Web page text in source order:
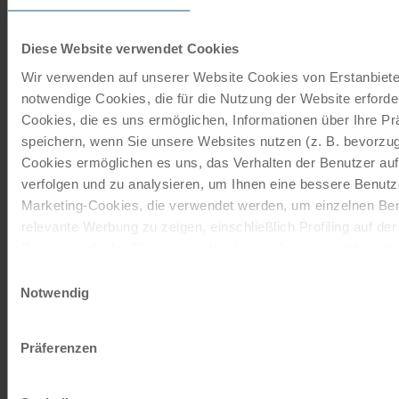
Diese Website verwendet Cookies
Wir verwenden auf unserer Website Cookies von
notwendige Cookies, die für die Nutzung der Website
Cookies, die es uns ermöglichen, Informationen über Ihre
speichern, wenn Sie unsere Websites nutzen (z. B.
Cookies ermöglichen es uns, das Verhalten der Benutzer
verfolgen und zu analysieren, um Ihnen eine bessere
Marketing-Cookies, die verwendet werden, um einzelnen
relevante Werbung zu zeigen, einschließlich Profiling auf
entscheiden, nur notwendige Cookies zu verwenden, indem
Impressum
Notwendig
Präferenzen
Radreisen, Kreuzfahrten und
JETZT KOSTENFREI BESTELLEN
Schenken Sie unvergessliche
Momente!
Mit einem Reisegutschein haben Sie
immer das passende Geschenk.